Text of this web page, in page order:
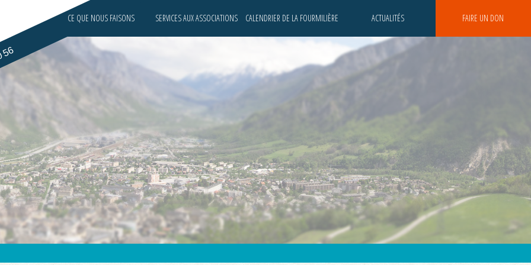
CE QUE NOUS FAISONS SERVICES AUX ASSOCIATIONS CALENDRIER DE LA FOURMILIÈRE ACTUALITÉS FAIRE UN DON